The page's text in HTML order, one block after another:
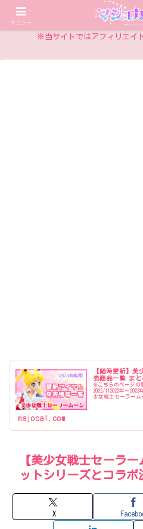
乙女チックアイテ
※当サイトではアフィリエイ
【随時更新】
売商品一覧 まと
※こちらのページの
2022/112022年〜
少女戦士セーラーム
majocal.com
【美少女戦士セーラ
ットシリーズとコラ
X
メニュー